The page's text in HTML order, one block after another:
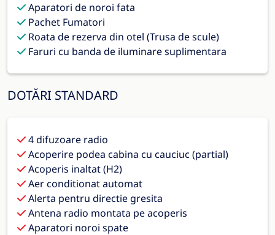
Aparatori de noroi fata
Pachet Fumatori
Roata de rezerva din otel (Trusa de scule)
Faruri cu banda de iluminare suplimentara
DOTĂRI STANDARD
4 difuzoare radio
Acoperire podea cabina cu cauciuc (partial)
Acoperis inaltat (H2)
Aer conditionat automat
Alerta pentru directie gresita
Antena radio montata pe acoperis
Aparatori noroi spate